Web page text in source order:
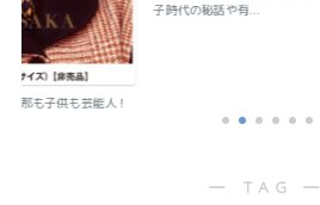
旦那も子供も芸能人！
子時代の秘話や有...
― TAG ―